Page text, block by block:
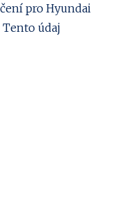
pro Hyundai
Tento údaj